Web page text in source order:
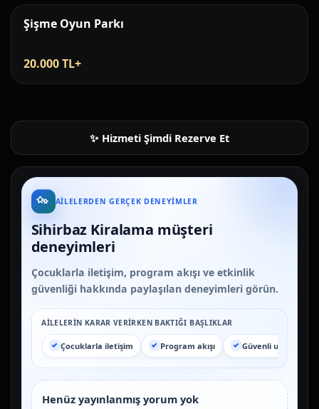
Şişme Oyun Parkı
20.000 TL+
Hizmeti Şimdi Rezerve Et
AILELERDEN GERÇEK DENEYIMLER
Sihirbaz Kiralama müşteri
deneyimleri
Çocuklarla iletişim, program akışı ve etkinlik
güvenliği hakkında paylaşılan deneyimleri görün.
AILELERIN KARAR VERIRKEN BAKTIĞI BAŞLIKLAR
Çocuklarla iletişim Program akışı Güvenli uygulama
Henüz yayınlanmış yorum yok